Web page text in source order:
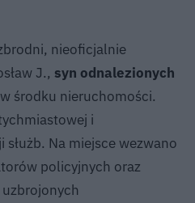
nieoficjalnie
J., syn odnalezionych
środku nieruchomości.
i
Na miejsce wezwano
policyjnych oraz